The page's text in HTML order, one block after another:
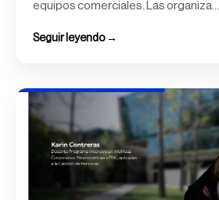
equipos comerciales. Las organiza...
Seguir leyendo →